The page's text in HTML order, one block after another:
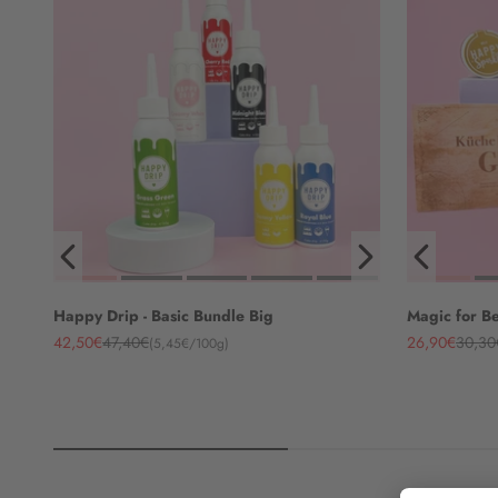
Happy Drip - Basic Bundle Big
Angebot
42,50€Regulärer Preis
47,40€(5,45€/100g)
Magic for
Angebot
26,90€